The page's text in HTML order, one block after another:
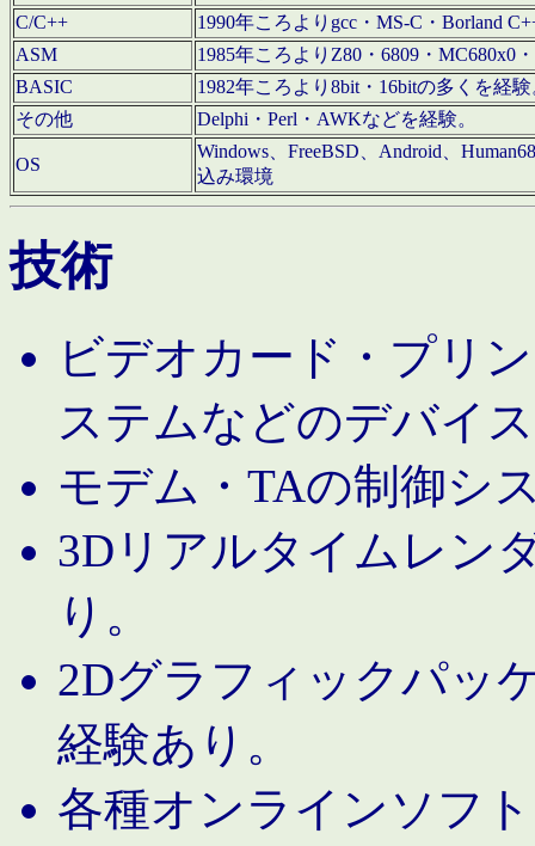
C/C++
1990年ころよりgcc・MS-C・Borland
ASM
1985年ころよりZ80・6809・MC680x0
BASIC
1982年ころより8bit・16bitの多くを経
その他
Delphi・Perl・AWKなどを経験。
OS
Windows、FreeBSD、Android、
込み環境
技術
ビデオカード・プリ
ステムなどのデバイ
モデム・TAの制御シ
3Dリアルタイムレン
り。
2Dグラフィックパッ
経験あり。
各種オンラインソフ